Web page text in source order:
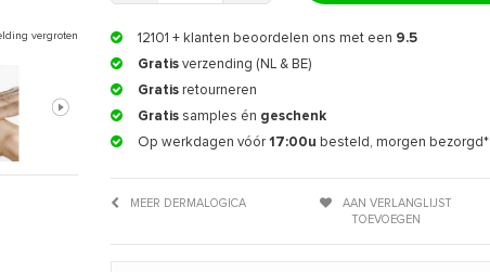
vergroten Afbeelding vergroten
12101 + klanten beoordelen ons met een 9.5
Gratis verzending (NL & BE)
Gratis retourneren
Gratis samples én geschenk
Op werkdagen vóór17:00u besteld, morgen bezorgd*
MEER DERMALOGICA
AAN VERLANGLIJST
TOEVOEGEN